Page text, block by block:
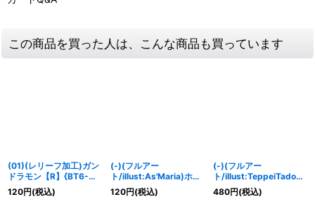
この商品を買った人は、こんな商品も買っています
(01)(レリーフ加工)ガン
ドラモン【R】{BT6-
065}《黒》
120円(税込)
(-)(フルアー
ト/illust:As'Maria)ホー
ンバスター【C】{BT1-
108}《緑》
120円(税込)
(-)(フルアー
ト/illust:TeppeiTadoko
ro)フラウカノン【R】
{BT1-110}《緑》
480円(税込)